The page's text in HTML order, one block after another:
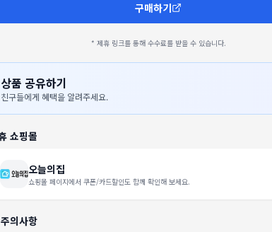
구매하기
* 제휴 링크를 통해 수수료를 받을 수 있습니다.
상품 공유하기
친구들에게 혜택을 알려주세요.
쇼핑몰
오늘의집
쇼핑몰 페이지에서 쿠폰/카드할인도 함께 확인해 보세요.
의사항